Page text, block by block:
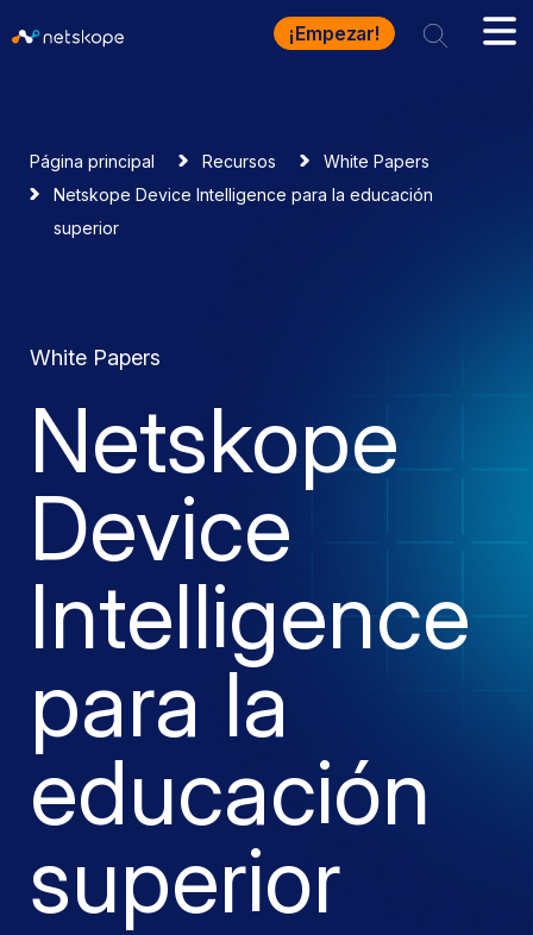
¡Empezar!
Página principal Recursos
White Papers
Netskope Device Intelligence para la educación
superior
White Papers
Netskope
Device
Intelligence
para la
educación
superior